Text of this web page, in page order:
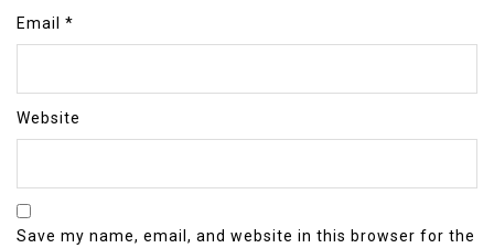
Email *
Website
Save my name, email, and website in this browser for the